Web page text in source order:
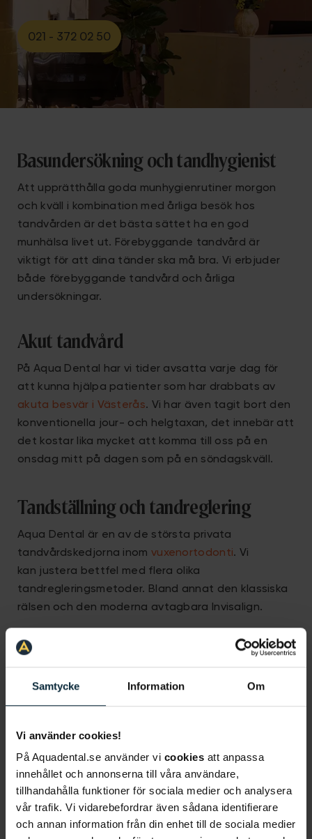
Samtycke Information Om
Vi använder cookies!
På Aquadental.se använder vi cookies att anpassa
innehållet och annonserna till våra användare,
tillhandahålla funktioner för sociala medier och analysera
vår trafik. Vi vidarebefordrar även sådana identifierare
och annan information från din enhet till de sociala medier
021 - 372 02 50
Basundersökning och tandhygienist
Att upprätthålla goda munhygienrutiner morgon
och kväll i kombination med årliga besök hos
tandvården är det bästa sättet ha en god
munhälsa livet ut. Förebyggande tandvård är
viktigt för att dina tänder ska må bra. Vi erbjuder
både förebyggande tandvård och årliga
undersökningar.
Akut tandvård
På Aqua Dental har vi tider avsatta varje dag för
att kunna hjälpa patienter som har drabbats av
akuta besvär i Västerås. Vi har även tagit bort den
konventionella jour- och helgtaxan, det innebär att
det kostar lika mycket att komma till oss på en
onsdag mitt på dagen som på en söndagskväll.
Tandställning och tandreglering
Aqua Dental är en av de största privata
tandvårdskedjorna inom vuxenortodonti. Vi
kan justera bettfel med flera olika
tandregleringsmetoder. Bland annat den klassiska
rälsen och den moderna avtagbara Invisalign.
Specialisttandvård
Vi på Aqua Dental är stolta över att kunna erbjuda
inom alla odontologiska grenar, bland
annat: implantat, endodonti, parodontologi, oral
protetik, käkkirurgi, pedodonti, bettfysiologi,
ortodonti, odontologisk radiologi och orofacial
medicin.